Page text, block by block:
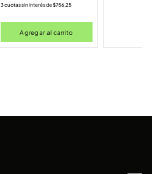
3 cuotas sin interés de$756,25
Agregar al carrito